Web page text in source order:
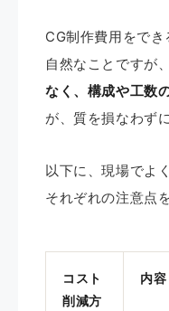
CG制作費用をで
自然なことですが
なく、構成や工数
が、質を損なわず
以下に、現場でよ
それぞれの注意点
コスト
削減方
内容